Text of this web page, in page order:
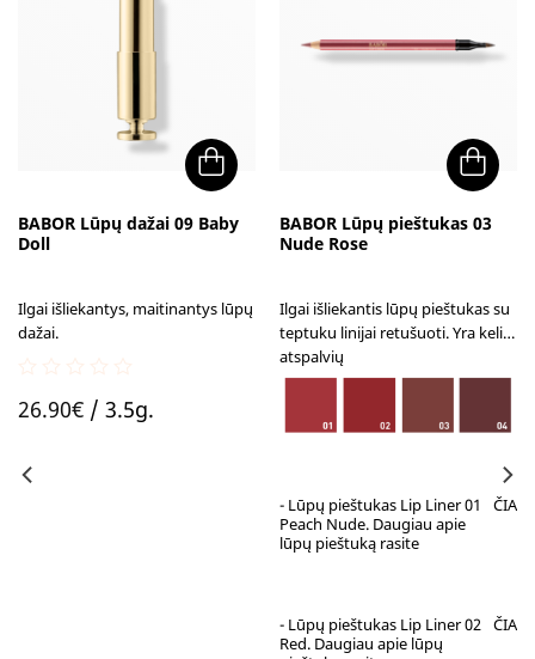
BABOR Lūpų dažai 09 Baby
Doll
Ilgai išliekantys, maitinantys lūpų
dažai.
out
26.90€/ 3.5g.
BABOR Lūpų pieštukas 03
Nude Rose
Ilgai išliekantis lūpų pieštukas su
teptuku linijai retušuoti. Yra kelių
atspalvių
- Lūpų pieštukas Lip Liner 01
Peach Nude. Daugiau apie
lūpų pieštuką rasite
ČIA
- Lūpų pieštukas Lip Liner 02
Red. Daugiau apie lūpų
ČIA